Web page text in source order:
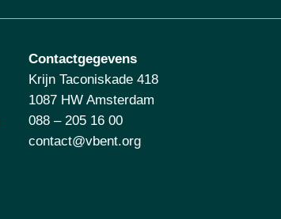
Contactgegevens
Krijn Taconiskade 418
1087 HW Amsterdam
088 – 205 16 00
contact@vbent.org